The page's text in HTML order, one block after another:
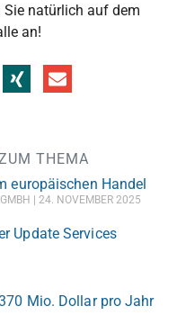
natürlich auf dem
an!
THEMA
europäischen Handel
24. NOVEMBER 2025
Update Services
Mio. Dollar pro Jahr